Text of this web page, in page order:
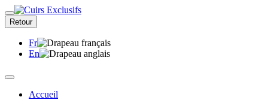
Retour
Fr
En
Accueil